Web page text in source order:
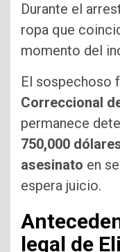
Durante el
ropa que
momento del
El sospechoso
Correccional
permanece
750,000
asesinato en
espera juicio.
legal de